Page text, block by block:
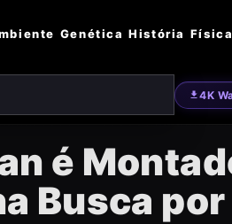
Genética História Física
4K
é
Busca